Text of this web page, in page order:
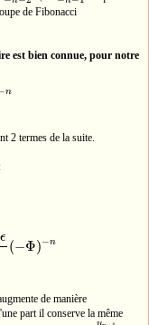
de Fibonacci
est bien connue, pour notre
n
2 termes de la suite.
ϵ
(−Φ)−n
)− n
de manière
part il conserve la même
u